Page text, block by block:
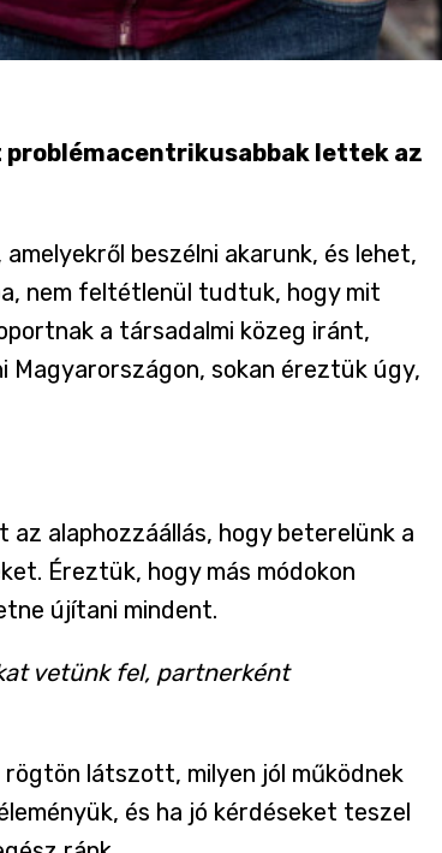
lettek az
beszélni akarunk, és lehet,
nem feltétlenül tudtuk, hogy mit
a társadalmi közeg iránt,
Magyarországon, sokan éreztük úgy,
alaphozzáállás, hogy beterelünk a
Éreztük, hogy más módokon
újítani mindent.
vetünk fel, partnerként
rögtön látszott, milyen jól működnek
és ha jó kérdéseket teszel